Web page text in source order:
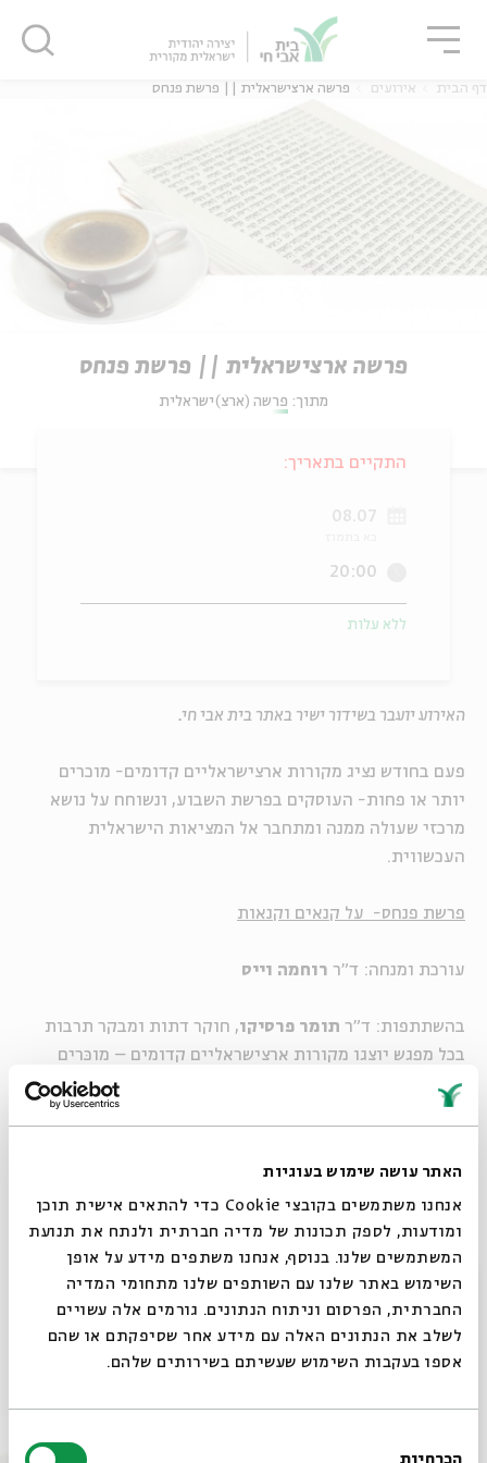
האתר עושה שימוש בעוגיות
אנחנו משתמשים בקובצי Cookie כדי להתאים אישית תוכן
ומודעות, לספק תכונות של מדיה חברתית ולנתח את תנועת
המשתמשים שלנו. בנוסף, אנחנו משתפים מידע על אופן
השימוש באתר שלנו עם השותפים שלנו מתחומי המדיה
החברתית, הפרסום וניתוח הנתונים. גורמים אלה עשויים
לשלב את הנתונים האלה עם מידע אחר שסיפקתם או שהם
אספו בעקבות השימוש שעשיתם בשירותים שלהם.
הכרחיות
דף הבית אירועים פרשה ארצישראלית || פרשת פנחס
פרשה ארצישראלית || פרשת פנחס
מתוך: פרשה (ארצ)ישראלית
האירוע יועבר בשידור ישיר באתר בית אבי חי.
פעם בחודש נציג מקורות ארצישראליים קדומים- מוכרים
יותר או פחות- העוסקים בפרשת השבוע, ונשוחח על נושא
מרכזי שעולה ממנה ומתחבר אל המציאות הישראלית
העכשווית.
פרשת פנחס- על קנאים וקנאות
עורכת ומנחה: ד"ר רוחמה וייס
בהשתתפות: ד"ר תומר פרסיקו, חוקר דתות ומבקר תרבות
בכל מפגש יוצגו מקורות ארצישראליים קדומים – מוכּרים
יותר או פחות – העוסקים בפרשה, ותתקיים שיחה על נושא
מרכזי העולה ממנה ומתחבר אל המציאות הישראלית
תגיות: שידור חי
התקיים בתאריך:
08.07
20:00
ללא עלות
אירועים נוספים בסדרה
סגור
סגור